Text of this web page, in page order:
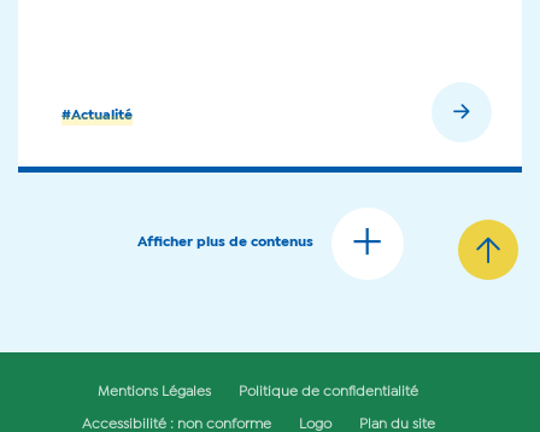
#Actualité
Afficher plus de contenus
Mentions Légales Politique de confidentialité
Accessibilité : non conforme Logo Plan du site